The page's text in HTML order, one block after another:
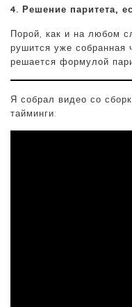
4. Решение паритета,
Порой, как и на любом
рушится уже собранная
решается формулой
Я собрал видео со
тайминги: